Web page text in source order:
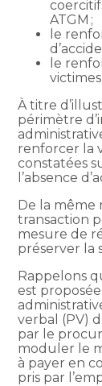
ATGM ;
le
le
À titre
périmètre
renforcer la
constatées
l’absence
De la même
transaction
mesure de
préserver la
Rappelons
est
verbal (PV)
par le
moduler le
à payer en
pris par